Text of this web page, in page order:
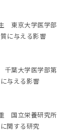
東京大学医学部
に与える影響
千葉大学医学部第
与える影響
国立栄養研究所
関する研究